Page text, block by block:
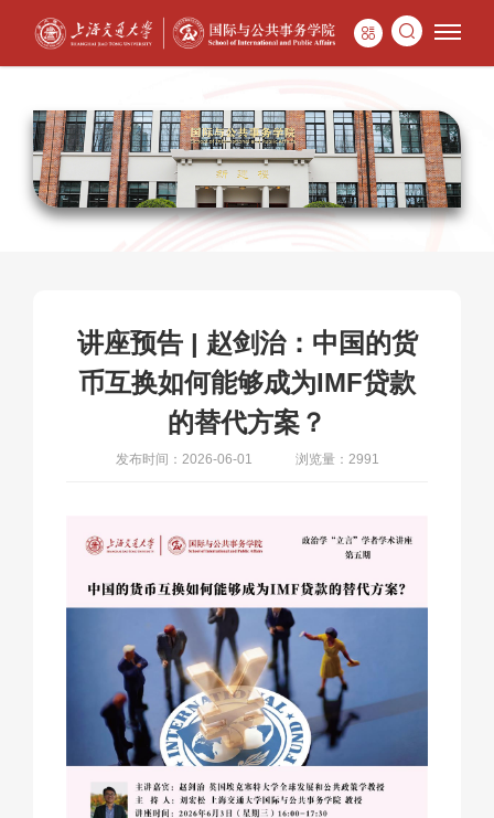
讲座预告 | 赵剑治：中国的货
币互换如何能够成为IMF贷款
的替代方案？
发布时间：2026-06-01 浏览量：2991